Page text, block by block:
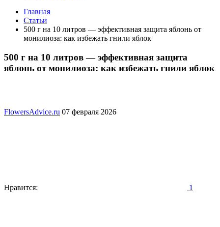
Главная
Статьи
500 г на 10 литров — эффективная защита яблонь от
монилиоза: как избежать гнили яблок
500 г на 10 литров — эффективная защита
яблонь от монилиоза: как избежать гнили яблок
FlowersAdvice.ru 07 февраля 2026
Нравится: 1